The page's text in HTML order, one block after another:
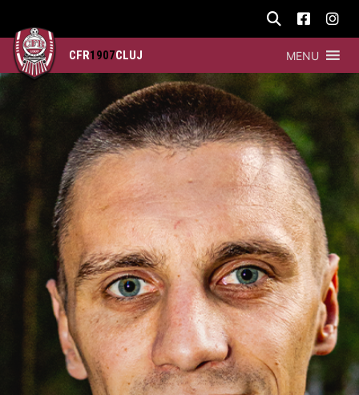
CFR1907CLUJ MENU